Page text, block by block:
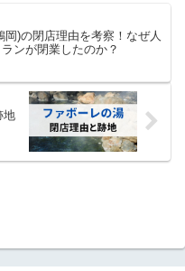
岡)の閉店理由を考察！なぜ人
ンが閉業したのか？
地